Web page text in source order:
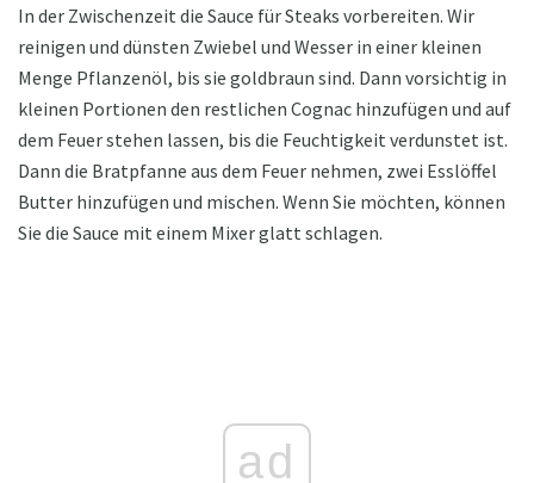
In der Zwischenzeit die Sauce für Steaks vorbereiten. Wir
reinigen und dünsten Zwiebel und Wesser in einer kleinen
Menge Pflanzenöl, bis sie goldbraun sind. Dann vorsichtig in
kleinen Portionen den restlichen Cognac hinzufügen und auf
dem Feuer stehen lassen, bis die Feuchtigkeit verdunstet ist.
Dann die Bratpfanne aus dem Feuer nehmen, zwei Esslöffel
Butter hinzufügen und mischen. Wenn Sie möchten, können
Sie die Sauce mit einem Mixer glatt schlagen.
ad